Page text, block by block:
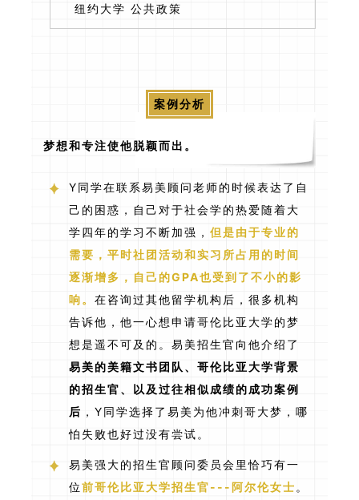
纽约大学 公共政策
案例分析
梦想和专注使他脱颖而出。
Y同学在联系易美顾问老师的时候表达了自
己的困惑，自己对于社会学的热爱随着大
学四年的学习不断加强，但是由于专业的
需要，平时社团活动和实习所占用的时间
逐渐增多，自己的GPA也受到了不小的影
响。在咨询过其他留学机构后，很多机构
告诉他，他一心想申请哥伦比亚大学的梦
想是遥不可及的。易美招生官向他介绍了
易美的美籍文书团队、哥伦比亚大学背景
的招生官、以及过往相似成绩的成功案例
后 ，Y同学选择了易美为他冲刺哥大梦，哪
怕失败也好过没有尝试。
易美强大的招生官顾问委员会里恰巧有一
位前哥伦比亚大学招生官---阿尔伦女士 。